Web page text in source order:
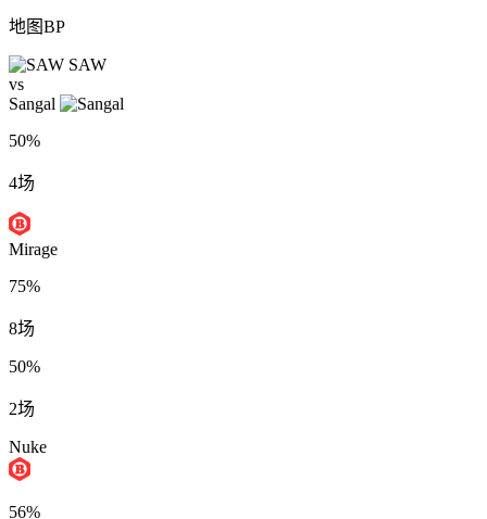
地图BP
SAW
vs
Sangal
50%
4场
Mirage
75%
8场
50%
2场
Nuke
56%